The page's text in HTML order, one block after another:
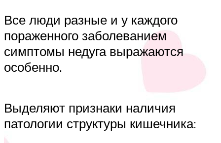
Все люди разные и у каждого
пораженного заболеванием
симптомы недуга выражаются
особенно.
Выделяют признаки наличия
патологии структуры кишечника: